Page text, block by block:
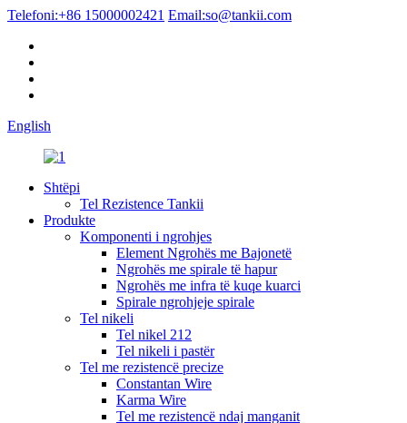
Telefoni:+86 15000002421 Email:so@tankii.com
English
Shtëpi
Tel Rezistence Tankii
Produkte
Komponenti i ngrohjes
Element Ngrohës me Bajonetë
Ngrohës me spirale të hapur
Ngrohës me infra të kuqe kuarci
Spirale ngrohjeje spirale
Tel nikeli
Tel nikel 212
Tel nikeli i pastër
Tel me rezistencë precize
Constantan Wire
Karma Wire
Tel me rezistencë ndaj manganit